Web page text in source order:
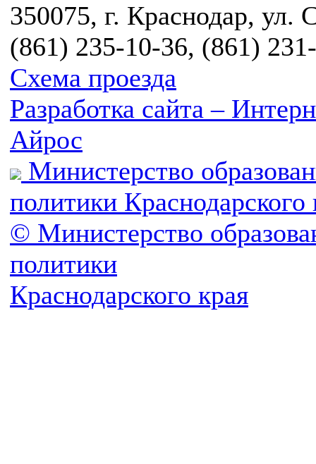
350075, г. Краснодар, ул.
(861) 235-10-36, (861)
Схема проезда
Разработка сайта –
Айрос
Министерство
политики Краснодарского
© Министерство
политики
Краснодарского края